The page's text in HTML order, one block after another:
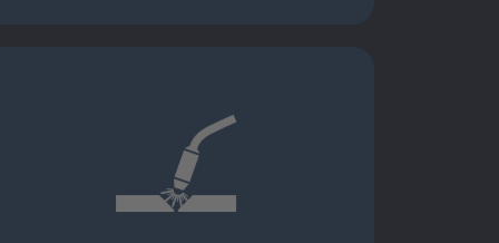
Cobot-Schweißzelle 2 x 1 x 1m /
400A, CMT, 1.000 kg